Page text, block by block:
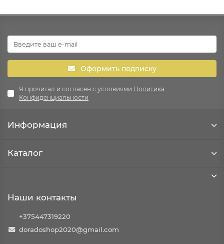
Оформить подписку
Я прочитал и согласен с условиями Политика
Конфиденциальности
Информация
Каталог
Наши контакты
+375447319220
doradoshop2020@gmail.com